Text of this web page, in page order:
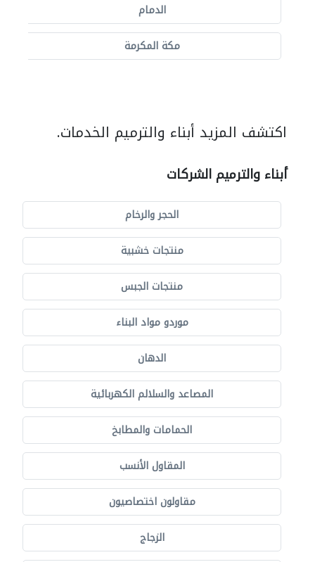
الدمام
مكة المكرمة
اكتشف المزيد أبناء والترميم الخدمات.
أبناء والترميم الشركات
الحجر والرخام
منتجات خشبية
منتجات الجبس
موردو مواد البناء
الدهان
المصاعد والسلالم الكهربائية
الحمامات والمطابخ
المقاول الأنسب
مقاولون اختصاصيون
الزجاج